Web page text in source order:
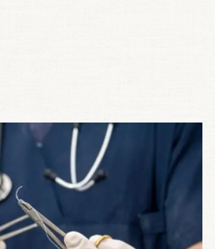
Wat is het juiste beleid bij een